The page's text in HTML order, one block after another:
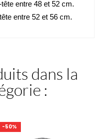
entre 48 et 52 cm.
entre 52 et 56 cm.
dans la
:
-50%